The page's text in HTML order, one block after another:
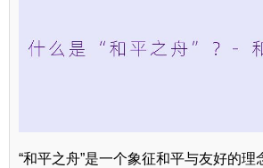
“和平之舟”是一个象征和平与友好的理